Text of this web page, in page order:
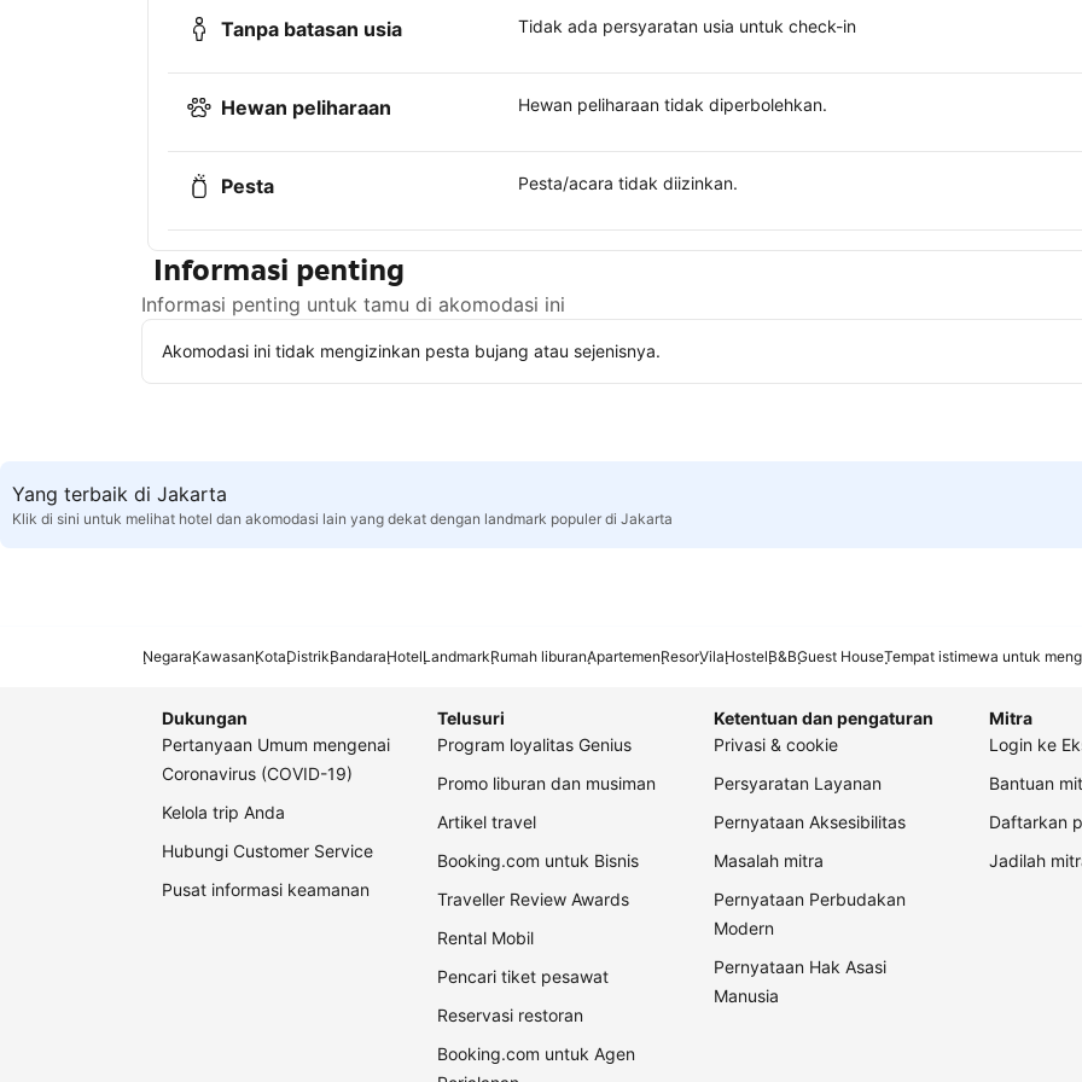
Tanpa batasan usia Tidak ada persyaratan usia untuk check-in
Hewan peliharaan Hewan peliharaan tidak diperbolehkan.
Pesta Pesta/acara tidak diizinkan.
Informasi penting
Informasi penting untuk tamu di akomodasi ini
Akomodasi ini tidak mengizinkan pesta bujang atau sejenisnya.
Yang terbaik di Jakarta
Klik di sini untuk melihat hotel dan akomodasi lain yang dekat dengan landmark populer di Jakarta
NegaraKawasanKotaDistrikBandaraHotelLandmarkRumah liburanApartemenResorVilaHostelB&BGuest HouseTempat istimewa untuk
Dukungan
Pertanyaan Umum mengenai
Coronavirus (COVID-19)
Kelola trip Anda
Hubungi Customer Service
Pusat informasi keamanan
Telusuri
Program loyalitas Genius
Promo liburan dan musiman
Artikel travel
Booking.com untuk Bisnis
Traveller Review Awards
Rental Mobil
Pencari tiket pesawat
Reservasi restoran
Booking.com untuk Agen
Ketentuan dan pengaturan
Privasi & cookie
Persyaratan Layanan
Pernyataan Aksesibilitas
Masalah mitra
Pernyataan Perbudakan
Modern
Pernyataan Hak Asasi
Manusia
Mitra
Login ke
Bantuan
Daftarkan
Jadilah